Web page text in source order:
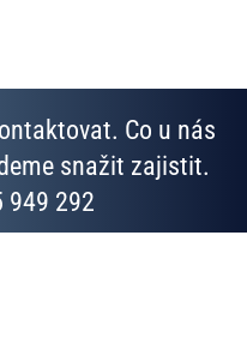
Co u nás
snažit zajistit.
949 292